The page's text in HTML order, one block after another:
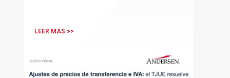
domicilio o residencia personal
LEER MÁS >>